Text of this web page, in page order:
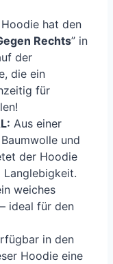
hat den
Rechts” in
der
die ein
für
Aus einer
und
der Hoodie
weiches
ideal für den
in den
Hoodie eine